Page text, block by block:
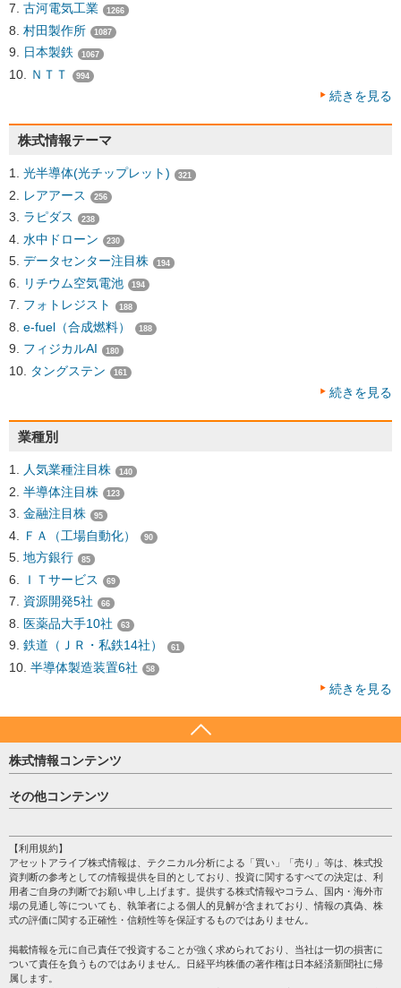
古河電気工業 1266
村田製作所 1087
日本製鉄 1067
ＮＴＴ 994
続きを見る
株式情報テーマ
光半導体(光チップレット) 321
レアアース 256
ラピダス 238
水中ドローン 230
データセンター注目株 194
リチウム空気電池 194
フォトレジスト 188
e-fuel（合成燃料） 188
フィジカルAI 180
タングステン 161
続きを見る
業種別
人気業種注目株 140
半導体注目株 123
金融注目株 95
ＦＡ（工場自動化） 90
地方銀行 85
ＩＴサービス 69
資源開発5社 66
医薬品大手10社 63
鉄道（ＪＲ・私鉄14社） 61
半導体製造装置6社 58
続きを見る
株式情報コンテンツ
日経平均
売買シグナル
注目銘柄
株テーマ情報
海外市況
投資カレンダー
格付け情報
その他コンテンツ
個人情報保護方針
プライバシーポリシー
会社案内
サイトマップ
過去データ
【利用規約】
アセットアライブ株式情報は、テクニカル分析による「買い」「売り」等は、株式投
資判断の参考としての情報提供を目的としており、投資に関するすべての決定は、利
用者ご自身の判断でお願い申し上げます。提供する株式情報やコラム、国内・海外市
場の見通し等についても、執筆者による個人的見解が含まれており、情報の真偽、株
式の評価に関する正確性・信頼性等を保証するものではありません。
掲載情報を元に自己責任で投資することが強く求められており、当社は一切の損害に
ついて責任を負うものではありません。日経平均株価の著作権は日本経済新聞社に帰
属します。